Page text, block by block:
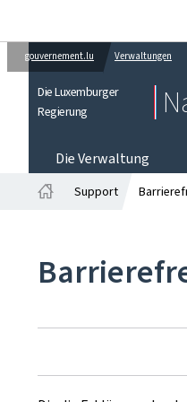
gouvernement.lu Verwaltungen
Die Luxemburger
Regierung
Die Verwaltung
Support